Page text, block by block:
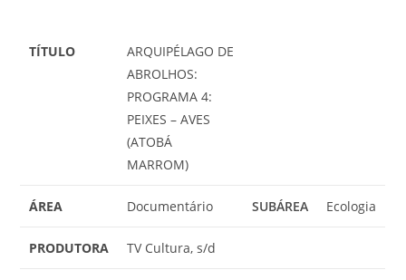
TÍTULO
ARQUIPÉLAGO DE
ABROLHOS:
PROGRAMA 4:
PEIXES – AVES
(ATOBÁ
MARROM)
ÁREA Documentário SUBÁREA Ecologia
PRODUTORA TV Cultura, s/d